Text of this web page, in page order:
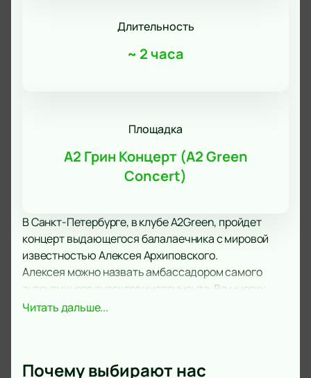
Длительность
~ 2 часа
Площадка
А2 Грин Концерт (A2 Green
Concert)
В Санкт-Петербурге, в клубе А2Green, пройдет
концерт выдающегося балалаечника с мировой
известностью Алексея Архиповского.
Алексея можно назвать амбассадором самого
аутентичного русского инструмента. Во многих
странах мира, когда говорят Россия, представляют
трехструнную". Участие в различных коллективах
Читать дальше...
Почему выбирают нас